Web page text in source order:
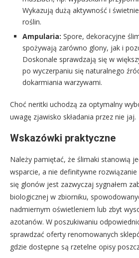
Wykazują dużą aktywność i
roślin.
Ampularia: Spore, dekoracyjne
spożywają zarówno glony, jak i
Doskonale sprawdzają się w
po wyczerpaniu się naturalnego
dokarmiania warzywami.
Choć neritki uchodzą za optymalny
uwagę zjawisko składania przez nie jaj.
Wskazówki praktyczne
Należy pamiętać, że ślimaki stanowią
wsparcie, a nie definitywne
się glonów jest zazwyczaj sygnałem
biologicznej w zbiorniku,
nadmiernym oświetleniem lub zbyt
azotanów. W poszukiwaniu
sprawdzać oferty renomowanych
gdzie dostępne są rzetelne opisy